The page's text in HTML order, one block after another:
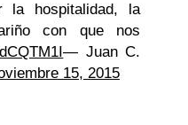
la hospitalidad, la
con que nos
— Juan C.
15, 2015